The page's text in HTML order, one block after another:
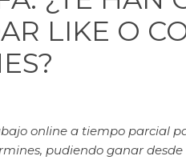
LIKE O
online a tiempo parcial
pudiendo ganar desde